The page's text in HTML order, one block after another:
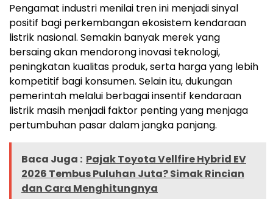
Pengamat industri menilai tren ini menjadi sinyal
positif bagi perkembangan ekosistem kendaraan
listrik nasional. Semakin banyak merek yang
bersaing akan mendorong inovasi teknologi,
peningkatan kualitas produk, serta harga yang lebih
kompetitif bagi konsumen. Selain itu, dukungan
pemerintah melalui berbagai insentif kendaraan
listrik masih menjadi faktor penting yang menjaga
pertumbuhan pasar dalam jangka panjang.
Baca Juga : Pajak Toyota Vellfire Hybrid EV
2026 Tembus Puluhan Juta? Simak Rincian
dan Cara Menghitungnya